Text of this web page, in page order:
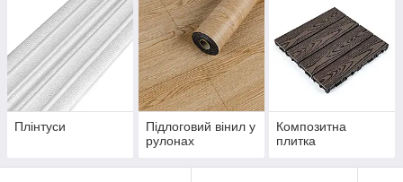
Плінтуси
Підлоговий вінил у
рулонах
Композитна
плитка